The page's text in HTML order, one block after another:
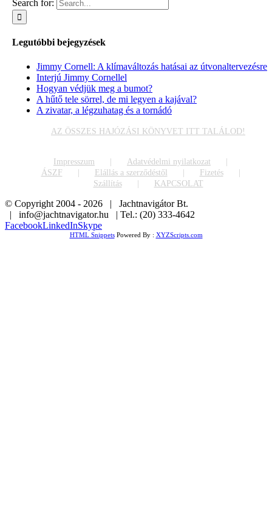
Search for:
Legutóbbi bejegyzések
Jimmy Cornell: A klímaváltozás hatásai az útvonaltervezésre
Interjú Jimmy Cornellel
Hogyan védjük meg a bumot?
A hűtő tele sörrel, de mi legyen a kajával?
A zivatar, a légzuhatag és a tornádó
AZ ÖSSZES HAJÓZÁSI KÖNYVET ITT TALÁLOD!
Impresszum
Adatvédelmi nyilatkozat
ÁSZF
Elállás a szerződéstől
Fizetés
Szállítás
KAPCSOLAT
© Copyright 2004 - 2026 | Jachtnavigátor Bt.
| info@jachtnavigator.hu | Tel.: (20) 333-4642
FacebookLinkedInSkype
HTML SnippetsPowered By : XYZScripts.com